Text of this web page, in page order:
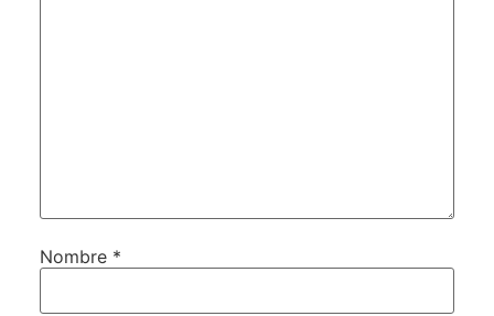
Nombre *